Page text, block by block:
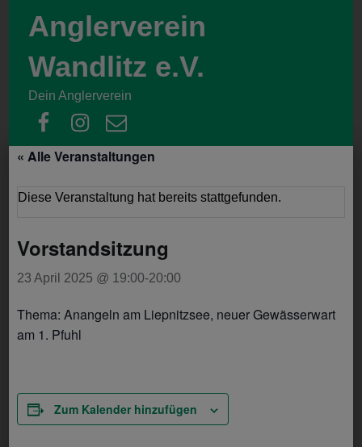
Anglerverein
Wandlitz e.V.
Dein Anglerverein
facebook
instagram
email
« Alle Veranstaltungen
Diese Veranstaltung hat bereits stattgefunden.
Vorstandsitzung
23 April 2025 @ 19:00-20:00
Thema: Anangeln am Liepnitzsee, neuer Gewässerwart
am 1. Pfuhl
Zum Kalender hinzufügen